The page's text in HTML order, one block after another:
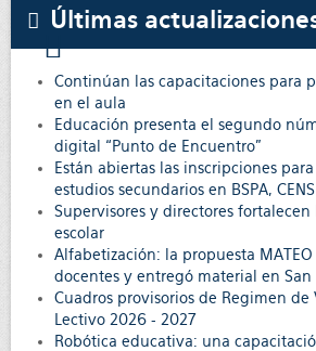
Últimas
Continúan las capacitaciones para
en el aula
Educación presenta el segundo
digital “Punto de Encuentro”
Están abiertas las inscripciones
estudios secundarios en BSPA,
Supervisores y directores
escolar
Alfabetización: la propuesta
docentes y entregó material en
Cuadros provisorios de Regimen de
Lectivo 2026 - 2027
Robótica educativa: una